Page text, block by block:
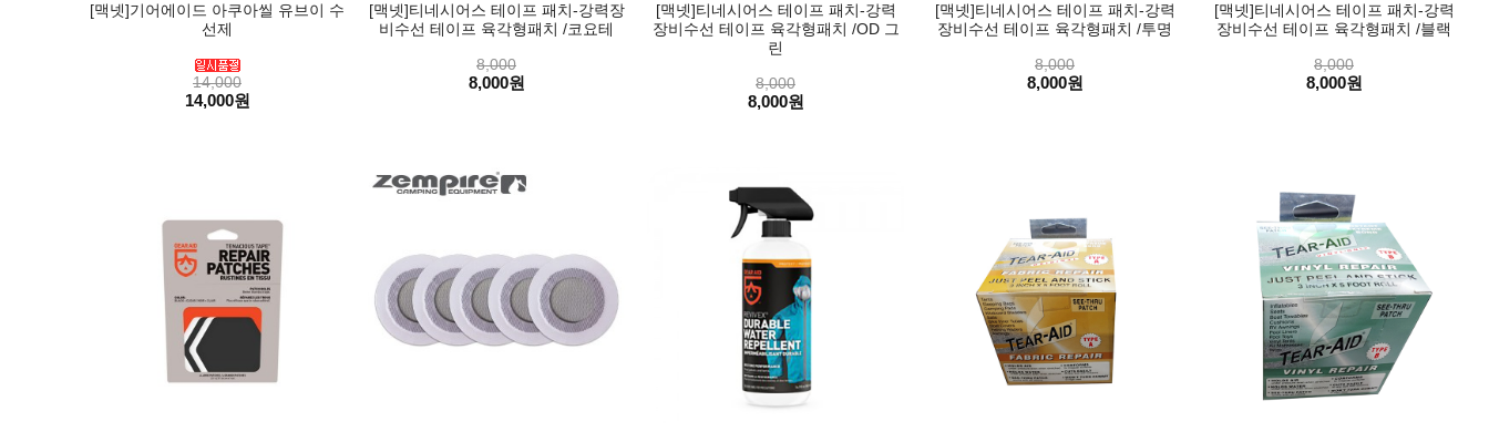
[맥넷]기어에이드 아쿠아씰 유브이 수
선제
14,000
14,000원
[맥넷]티네시어스 테이프 패치-강력장
비수선 테이프 육각형패치 /코요테
8,000
8,000원
[맥넷]티네시어스 테이프 패치-강력
장비수선 테이프 육각형패치 /OD 그
린
8,000
8,000원
[맥넷]티네시어스 테이프 패치-강력
장비수선 테이프 육각형패치 /투명
8,000
8,000원
[맥넷]티네시어스 테이프 패치-강력
장비수선 테이프 육각형패치 /블랙
8,000
8,000원